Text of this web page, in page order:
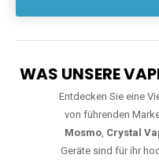
WAS UNSERE
Entdecken Sie eine
von führenden
Mosmo, Crystal
Geräte sind für ihr